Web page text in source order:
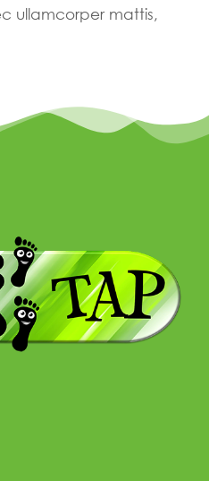
ullamcorper mattis,